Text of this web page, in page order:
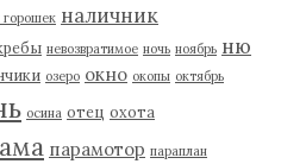
наличник
невозвратимое ночь ноябрь ню
озеро окно окопы октябрь
осина отец охота
парамотор параплан